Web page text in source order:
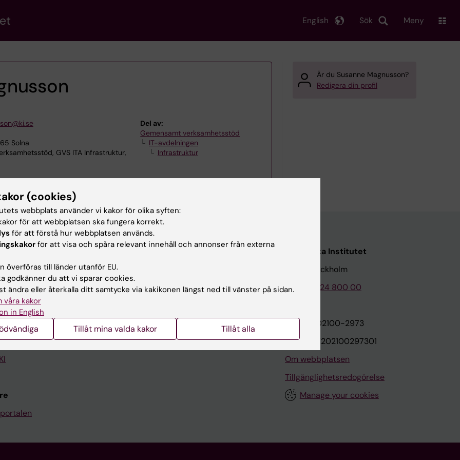
Sök
English Meny
Solna
GVS ITA Infrastruktur,
Del av:
Gemensamt verksamhetsstöd
IT-avdelningen
Infrastruktur
Är du Susanne Magnusson?
Redigera din profil
Stöd forskning och utbildning
Karolinska Institutet Innovation
Kontakta presstjänsten
Karolinska Institutet
171 77 Stockholm
Tel: 08-524 800 00
Org.nr: 202100-2973
VAT.nr: SE202100297301
Om webbplatsen
Tillgänglighetsredogörelse
Manage your cookies
(cookies)
webbplats använder vi kakor för olika syften:
för att webbplatsen ska fungera korrekt.
för att förstå hur webbplatsen används.
för att visa och spåra relevant innehåll och annonser från externa
överföras till länder utanför EU.
godkänner du att vi sparar cookies.
ändra eller återkalla ditt samtycke via kakikonen längst ned till vänster på sidan.
våra kakor
in English
Tillåt mina valda kakor Tillåt alla